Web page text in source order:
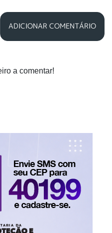
ADICIONAR COMENTÁRIO
a comentar!